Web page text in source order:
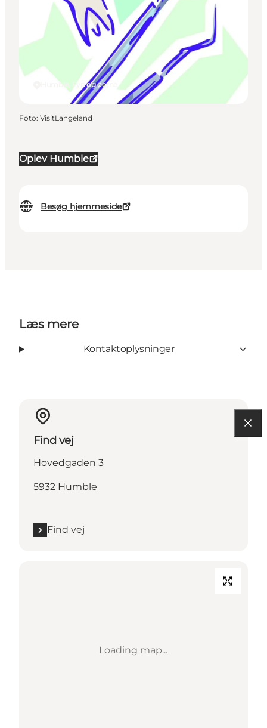
Oplev Humble
Besøg hjemmeside
Humble, Fyn og øerne
Foto: VisitLangeland
Læs mere
Kontaktoplysninger
Find vej
Hovedgaden 3
5932 Humble
Find vej
Loading map...